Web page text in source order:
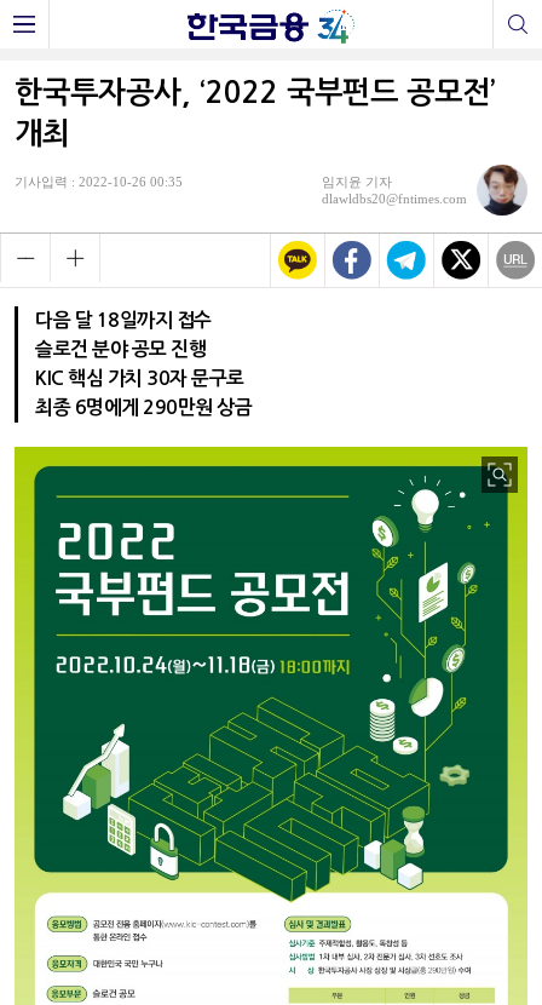
한국투자공사, ‘2022 국부펀드 공모전’
개최
기사입력 : 2022-10-26 00:35
임지윤 기자
dlawldbs20@fntimes.com
다음 달 18일까지 접수
슬로건 분야 공모 진행
KIC 핵심 가치 30자 문구로
최종 6명에게 290만원 상금